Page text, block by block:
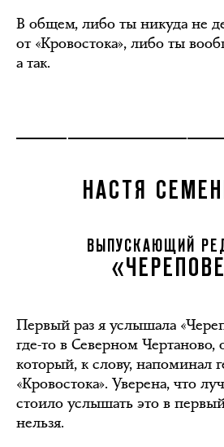
В общем, либо ты никуда не
от «Кровостока», либо ты
а так.
НАСТЯ
ВЫПУСКАЮЩИЙ
Первый раз я услышала
где-то в Северном Чертаново,
который, к слову, напоминал
«Кровостока». Уверена, что
стоило услышать это в
нельзя.